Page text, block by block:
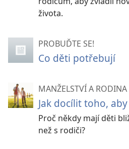
života.
PROBUĎTE SE!
Co děti potřebují
MANŽELSTVÍ A RODINA
Jak docílit toho,
Proč někdy mají děti
než s rodiči?